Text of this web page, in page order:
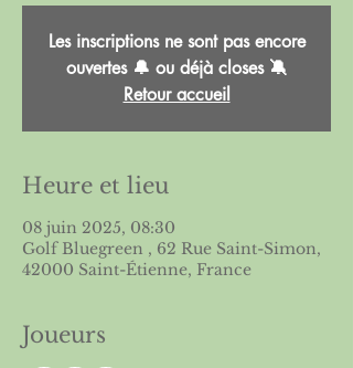
Les inscriptions ne sont pas encore
ouvertes 🔔 ou déjà closes 🔕
Retour accueil
Heure et lieu
08 juin 2025, 08:30
Golf Bluegreen , 62 Rue Saint-Simon,
42000 Saint-Étienne, France
Joueurs